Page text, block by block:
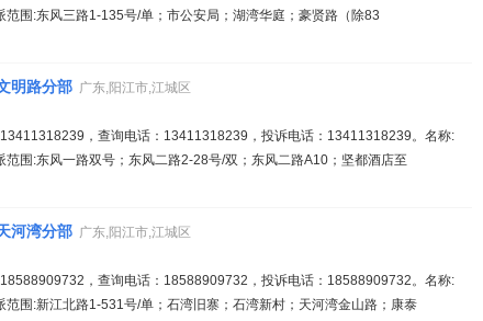
范围:东风三路1-135号/单；市公安局；湖湾华庭；豪贤路（除83
明路分部 广东,阳江市,江城区
，查询电话：13411318239，投诉电话：13411318239。名称:
围:东风一路双号；东风二路2-28号/双；东风二路A10；坚都酒店至
河湾分部 广东,阳江市,江城区
，查询电话：18588909732，投诉电话：18588909732。名称:
范围:新江北路1-531号/单；石湾旧寨；石湾新村；天河湾金山路；康泰